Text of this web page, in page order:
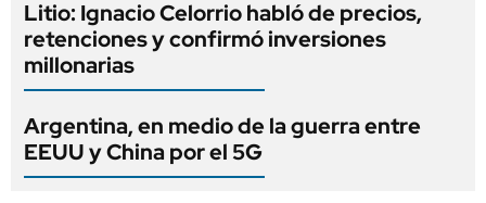
Litio: Ignacio Celorrio habló de precios,
retenciones y confirmó inversiones
millonarias
Argentina, en medio de la guerra entre
EEUU y China por el 5G